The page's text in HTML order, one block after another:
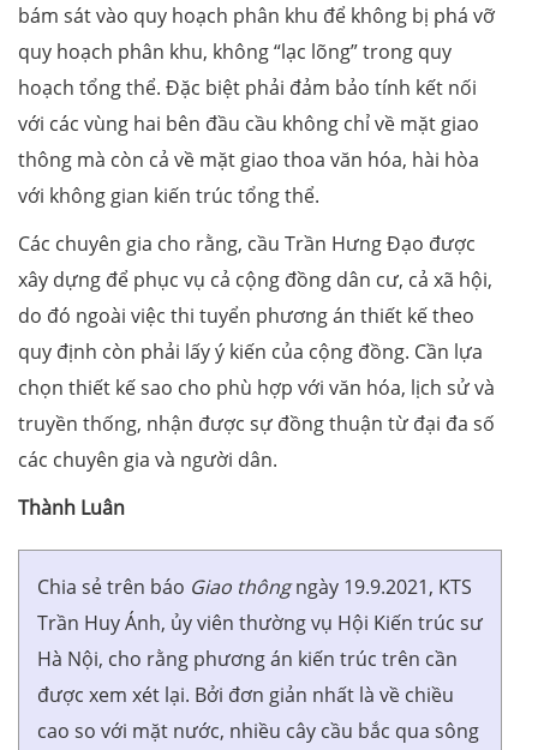
bám sát vào quy hoạch phân khu để không bị phá vỡ
quy hoạch phân khu, không “lạc lõng” trong quy
hoạch tổng thể. Đặc biệt phải đảm bảo tính kết nối
với các vùng hai bên đầu cầu không chỉ về mặt giao
thông mà còn cả về mặt giao thoa văn hóa, hài hòa
với không gian kiến trúc tổng thể.
Các chuyên gia cho rằng, cầu Trần Hưng Đạo được
xây dựng để phục vụ cả cộng đồng dân cư, cả xã hội,
do đó ngoài việc thi tuyển phương án thiết kế theo
quy định còn phải lấy ý kiến của cộng đồng. Cần lựa
chọn thiết kế sao cho phù hợp với văn hóa, lịch sử và
truyền thống, nhận được sự đồng thuận từ đại đa số
các chuyên gia và người dân.
Thành Luân
Chia sẻ trên báo Giao thôngngày 19.9.2021, KTS
Trần Huy Ánh, ủy viên thường vụ Hội Kiến trúc sư
Hà Nội, cho rằng phương án kiến trúc trên cần
được xem xét lại. Bởi đơn giản nhất là về chiều
cao so với mặt nước, nhiều cây cầu bắc qua sông